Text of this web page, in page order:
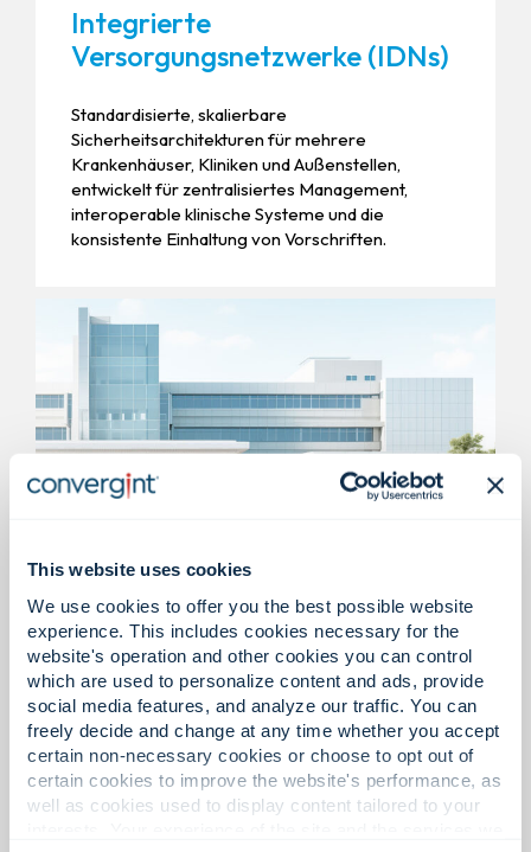
This website uses cookies
We use cookies to offer you the best possible website
experience. This includes cookies necessary for the
website's operation and other cookies you can control
which are used to personalize content and ads, provide
social media features, and analyze our traffic. You can
freely decide and change at any time whether you accept
certain non-necessary cookies or choose to opt out of
certain cookies to improve the website's performance, as
well as cookies used to display content tailored to your
Integrierte
Versorgungsnetzwerke (IDNs)
Standardisierte, skalierbare
Sicherheitsarchitekturen für mehrere
Krankenhäuser, Kliniken und Außenstellen,
entwickelt für zentralisiertes Management,
interoperable klinische Systeme und die
konsistente Einhaltung von Vorschriften.
Ärztehäuser und
eigenständige Notaufnahmen
(FSEDs)
Zutrittskontrolllösungen, Videoüberwachung,
Lebensrettungssysteme und
Notfallkommunikationssysteme zur
Unterstützung der Patientensicherheit, des
Schutzes des Personals und der Einhaltung